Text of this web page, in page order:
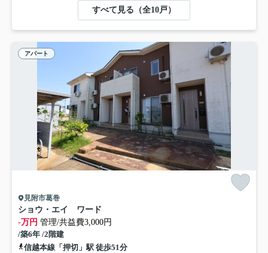
すべて見る（全10戸）
アパート
見附市葛巻
ショウ・エイ ワード
-万円 管理/共益費3,000円
/築6年 /2階建
信越本線「押切」駅 徒歩51分